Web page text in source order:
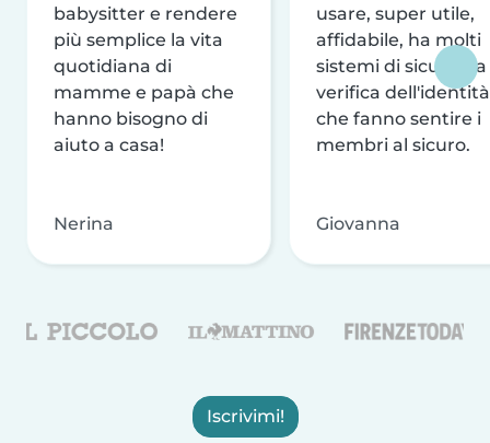
babysitter e rendere
più semplice la vita
quotidiana di
mamme e papà che
hanno bisogno di
aiuto a casa!
Nerina
usare, super utile,
affidabile, ha molti
sistemi di sicurezza
verifica dell'identità
che fanno sentire i
membri al sicuro.
Giovanna
Iscrivimi!